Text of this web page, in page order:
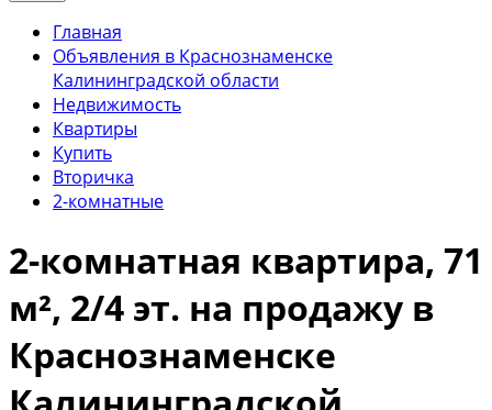
Главная
Объявления в Краснознаменске
Калининградской области
Недвижимость
Квартиры
Купить
Вторичка
2-комнатные
2-комнатная квартира, 71
м², 2/4 эт. на продажу в
Краснознаменске